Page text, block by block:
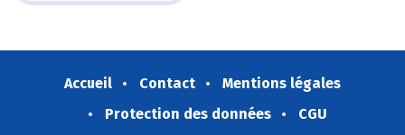
Accueil Contact
Mentions légales
Protection des données
CGU